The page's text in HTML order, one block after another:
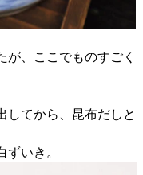
、ここでものすごく
してから、昆布だしと
いき。